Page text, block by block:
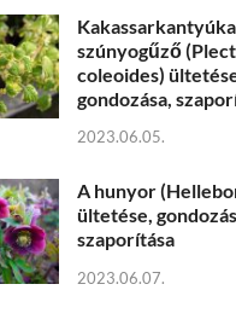
szúnyogűző
coleoides)
gondozása,
2023.06.05.
A hunyor
ültetése,
szaporítása
2023.06.07.